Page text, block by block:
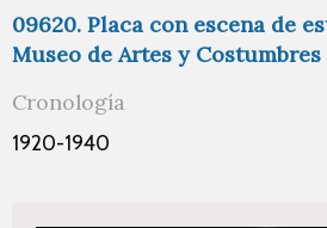
09620. Placa con escena de
Museo de Artes y
Cronología
1920-1940